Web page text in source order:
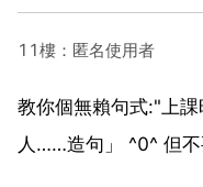
11樓：匿名使用者
教你個無賴句式:"上
人……造句」 ^0^ 但